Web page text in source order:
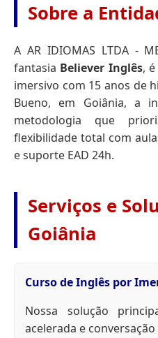
Sobre a
A AR IDIOMAS LTDA -
fantasia Believer Inglês,
imersivo com 15 anos de
Bueno, em Goiânia, a
metodologia que
flexibilidade total com
e suporte EAD 24h.
Serviços e
Goiânia
Curso de Inglês por
Nossa solução
acelerada e